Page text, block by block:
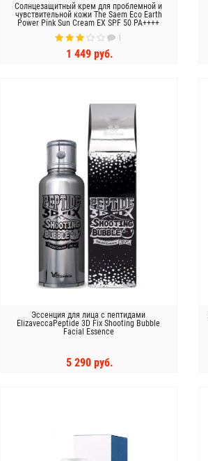
Солнцезащитный крем для проблемной и
чувствительной кожи The Saem Eco Earth
Power Pink Sun Cream EX SPF 50 PA++++
1
1 449 руб.
Эссенция для лица с пептидами
ElizaveccaPeptide 3D Fix Shooting Bubble
Facial Essence
5 290 руб.